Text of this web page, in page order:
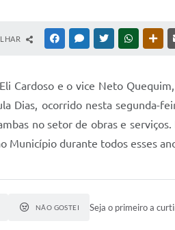
FACEBOOKMESSENGER
TWITTERWHATSAPP
Cardoso e o vice Neto
Dias, ocorrido nesta segunda-
no setor de obras e
Município durante todos esses
NÃO GOSTEI Seja o primeiro a